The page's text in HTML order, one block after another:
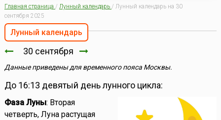
Главная страница / Лунный календарь / Лунный календарь на 30
сентября 2025
Лунный календарь
30 сентября
Данные приведены для временного пояса Москвы.
До 16:13 девятый день лунного цикла:
Фаза Луны: Вторая
четверть, Луна растущая